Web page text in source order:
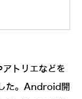
トリエなどを
た。Android開